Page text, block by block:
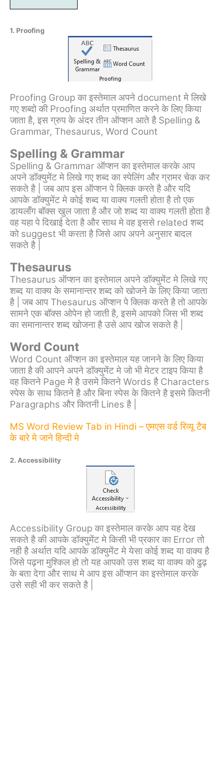
1. Proofing
Proofing Group का इस्तेमाल अपने document मे लिखे
गए शब्दो की Proofing अर्थात प्रमाणित करने के लिए किया
जाता है, इस ग्रुप के अंदर तीन ऑप्शन आते है Spelling &
Grammar, Thesaurus, Word Count
Spelling & Grammar
Spelling & Grammar ऑप्शन का इस्तेमाल करके आप
अपने डॉक्युमेंट मे लिखे गए शब्द का स्पेलिंग और ग्रामर चेक कर
सकते है | जब आप इस ऑप्शन पे क्लिक करते है और यदि
आपके डॉक्युमेंट मे कोई शब्द या वाक्य गलती होता है तो एक
डायलाँग बॉक्स खुल जाता है और जो शब्द या वाक्य गलती होता है
वह यहा पे दिखाई देता है और साथ मे वह इससे related शब्द
को suggest भी करता है जिसे आप अपने अनुसार बादल
सकते है |
Thesaurus
Thesaurus ऑप्शन का इस्तेमाल अपने डॉक्युमेंट मे लिखे गए
शब्द या वाक्य के समानान्तर शब्द को खोजने के लिए किया जाता
है | जब आप Thesaurus ऑप्शन पे क्लिक करते है तो आपके
सामने एक बॉक्स ओपेन हो जाती है, इसमे आपको जिस भी शब्द
का समानान्तर शब्द खोजना है उसे आप खोज सकते है |
Word Count
Word Count ऑप्शन का इस्तेमाल यह जानने के लिए किया
जाता है की आपने अपने डॉक्युमेंट मे जो भी मेटर टाइप किया है
वह कितने Page मे है उसमे कितने Words है Characters
स्पेस के साथ कितने है और बिना स्पेस के कितने है इसमे कितनी
Paragraphs और कितनी Lines है |
MS Word Review Tab in Hindi – एमएस वर्ड रिव्यू टैब
के बारे मे जाने हिन्दी मे
2. Accessibility
Accessibility Group का इस्तेमाल करके आप यह देख
सकते है की आपके डॉक्युमेंट मे किसी भी प्रकार का Error तो
नही है अर्थात यदि आपके डॉक्युमेंट मे येसा कोई शब्द या वाक्य है
जिसे पढ़ना मुश्किल हो तो यह आपको उस शब्द या वाक्य को ढुढ़
के बता देगा और साथ मे आप इस ऑप्शन का इस्तेमाल करके
उसे सही भी कर सकते है |